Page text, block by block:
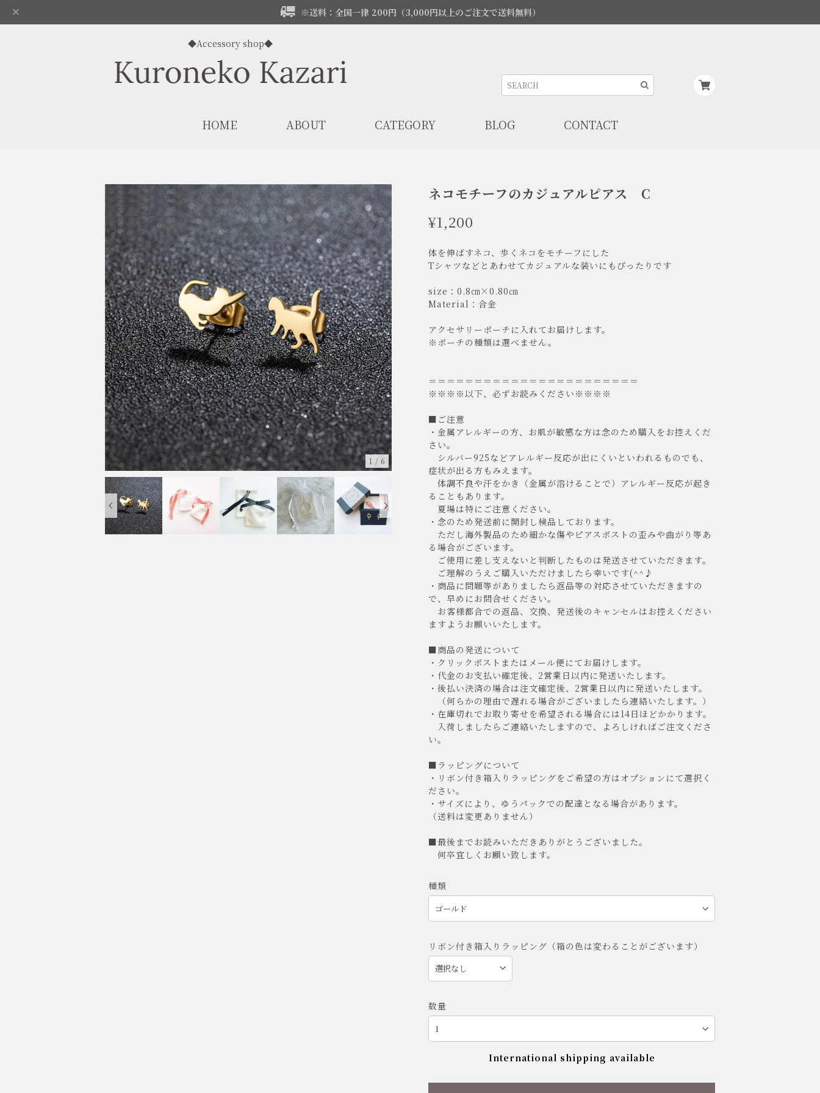
※送料：全国一律 200円（3,000円以上のご注文で送料無料）
◆Accessory shop◆
HOME ABOUT CATEGORY BLOG CONTACT
1 / 6
ネコモチーフのカジュアルピアス C
¥1,200
体を伸ばすネコ、歩くネコをモチーフにした
Tシャツなどとあわせてカジュアルな装いにもぴったりです
size：0.8㎝×0.80㎝
Material：合金
アクセサリーポーチに入れてお届けします。
※ポーチの種類は選べません。
＝＝＝＝＝＝＝＝＝＝＝＝＝＝＝＝＝＝＝＝＝＝＝
※※※※以下、必ずお読みください※※※※
■ご注意
・金属アレルギーの方、お肌が敏感な方は念のため購入をお控えくだ
さい。
シルバー925などアレルギー反応が出にくいといわれるものでも、
症状が出る方もみえます。
体調不良や汗をかき（金属が溶けることで）アレルギー反応が起き
ることもあります。
夏場は特にご注意ください。
・念のため発送前に開封し検品しております。
ただし海外製品のため細かな傷やピアスポストの歪みや曲がり等あ
る場合がございます。
ご使用に差し支えないと判断したものは発送させていただきます。
ご理解のうえご購入いただけましたら幸いです(^^♪
・商品に問題等がありましたら返品等の対応させていただきますの
で、早めにお問合せください。
お客様都合での返品、交換、発送後のキャンセルはお控えください
ますようお願いいたします。
■商品の発送について
・クリックポストまたはメール便にてお届けします。
・代金のお支払い確定後、2営業日以内に発送いたします。
・後払い決済の場合は注文確定後、2営業日以内に発送いたします。
（何らかの理由で遅れる場合がございましたら連絡いたします。）
・在庫切れでお取り寄せを希望される場合には14日ほどかかります。
入荷しましたらご連絡いたしますので、よろしければご注文くださ
い。
■ラッピングについて
・リボン付き箱入りラッピングをご希望の方はオプションにて選択く
ださい。
・サイズにより、ゆうパックでの配達となる場合があります。
（送料は変更ありません）
■最後までお読みいただきありがとうございました。
何卒宜しくお願い致します。
種類
リボン付き箱入りラッピング（箱の色は変わることがございます）
数量
International shipping available